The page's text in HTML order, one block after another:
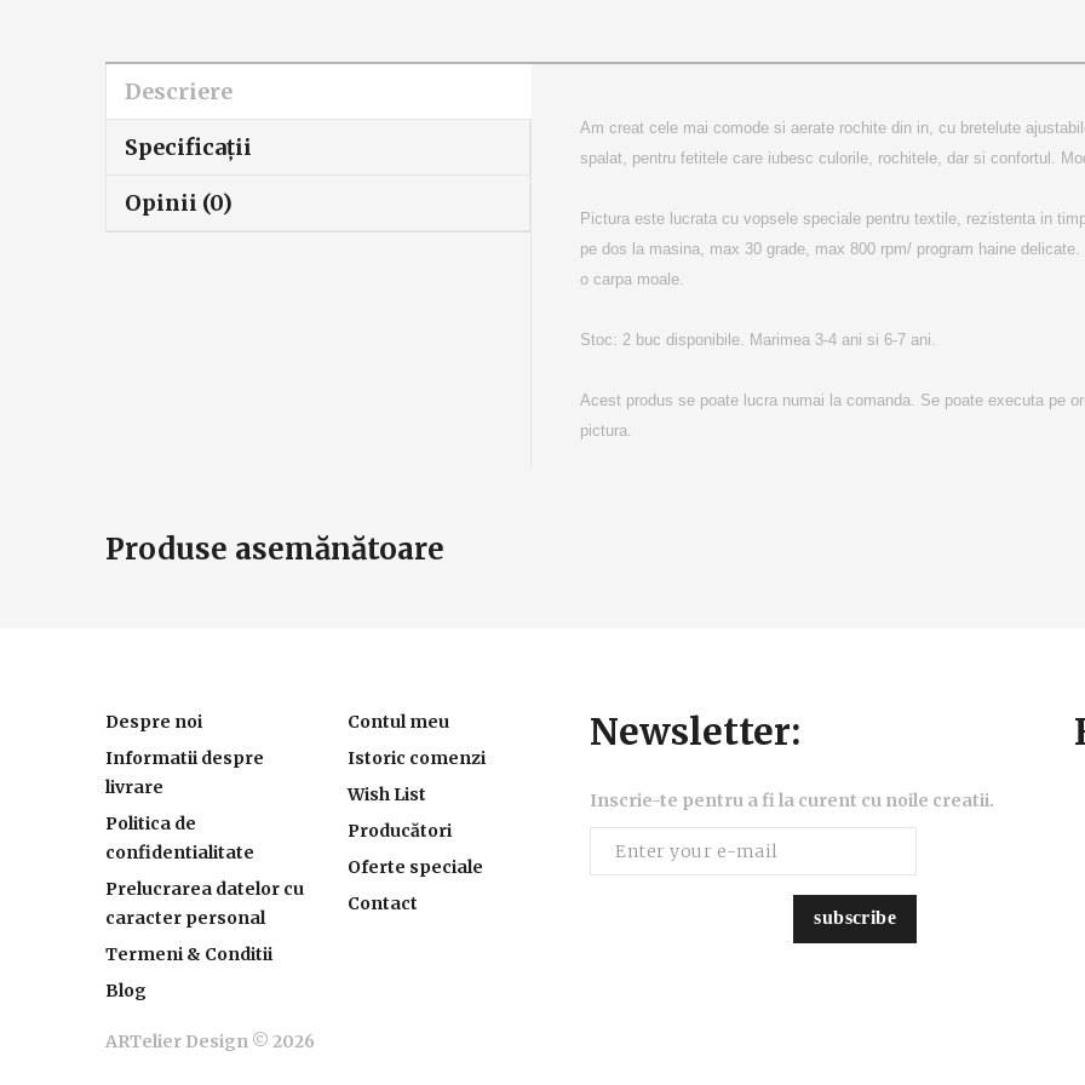
Descriere
Specificaţii
Opinii (0)
Am creat cele mai comode si aerate rochite din in, cu bretelute
spalat, pentru fetitele care iubesc culorile, rochitele, dar si confortul.
Pictura este lucrata cu vopsele speciale pentru textile, rezistenta in
pe dos la masina, max 30 grade, max 800 rpm/ program haine
o carpa moale.
Stoc: 2 buc disponibile. Marimea 3-4 ani si 6-7 ani.
Acest produs se poate lucra numai la comanda. Se poate executa pe
pictura.
Produse asemănătoare
Despre noi
Informatii despre
livrare
Politica de
confidentialitate
Prelucrarea datelor cu
caracter personal
Termeni & Conditii
Blog
Contul meu
Istoric comenzi
Wish List
Producători
Oferte speciale
Contact
Newsletter:
Inscrie-te pentru a fi la curent cu noile creatii.
subscribe
ARTelier Design © 2026